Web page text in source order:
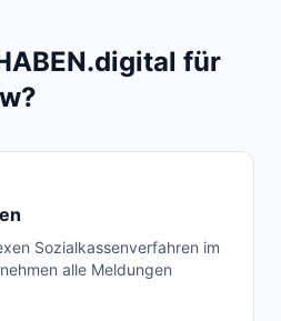
für
?
Sozialkassenverfahren im
alle Meldungen